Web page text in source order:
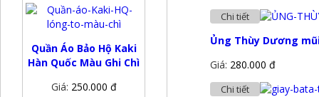
Chi tiết
Ủng Thùy Dương
Giá: 280.000 đ
Chi tiết
Quần Áo Bảo Hộ Kaki
Hàn Quốc Màu Ghi Chì
Giá: 250.000 đ